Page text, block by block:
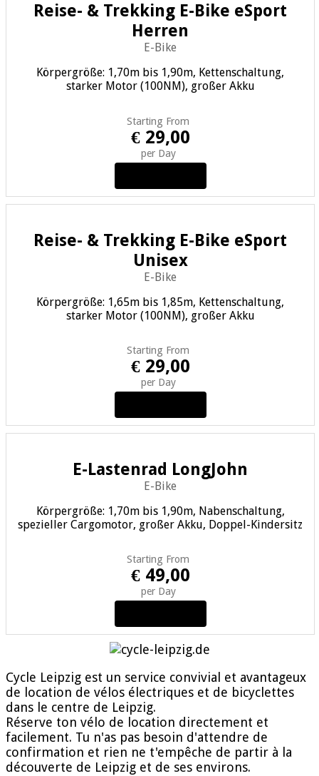
Reise- & Trekking E-Bike eSport
Herren
E-Bike
Körpergröße: 1,70m bis 1,90m, Kettenschaltung,
starker Motor (100NM), großer Akku
Starting From
€ 29,00
per Day
Reise- & Trekking E-Bike eSport
Unisex
E-Bike
Körpergröße: 1,65m bis 1,85m, Kettenschaltung,
starker Motor (100NM), großer Akku
Starting From
€ 29,00
per Day
E-Lastenrad LongJohn
E-Bike
Körpergröße: 1,70m bis 1,90m, Nabenschaltung,
spezieller Cargomotor, großer Akku, Doppel-Kindersitz
Starting From
€ 49,00
per Day
Cycle Leipzig est un service convivial et avantageux
de location de vélos électriques et de bicyclettes
dans le centre de Leipzig.
Réserve ton vélo de location directement et
facilement. Tu n'as pas besoin d'attendre de
confirmation et rien ne t'empêche de partir à la
découverte de Leipzig et de ses environs.